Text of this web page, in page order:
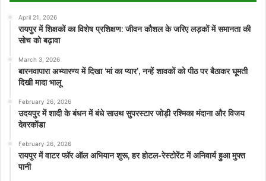
April 21, 2026
रायपुर में शिक्षकों का विशेष प्रशिक्षण: जीवन कौशल के जरिए लड़कों में समानता की
सोच को बढ़ावा
March 3, 2026
बारनवापारा अभ्यारण्य में दिखा ‘मां का प्यार’, नन्हें शावकों को पीठ पर बैठाकर घूमती
दिखी मादा भालू
February 26, 2026
उदयपुर में शादी के बंधन में बंधे साउथ सुपरस्टार जोड़ी रश्मिका मंदाना और विजय
देवरकोंडा
February 26, 2026
रायपुर में वाटर फॉर ऑल अभियान शुरू, हर होटल-रेस्टोरेंट में अनिवार्य हुआ मुफ्त
पानी